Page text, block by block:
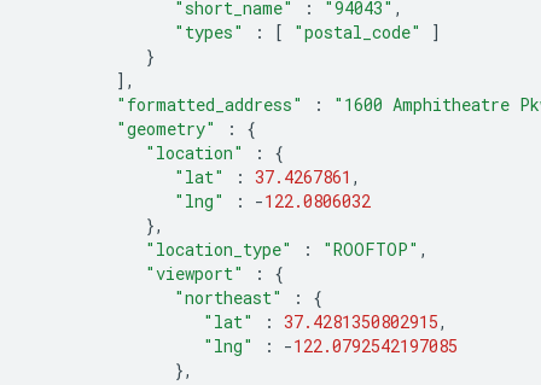
"short_name"
: "94043" ,
"types"
: [ "postal_code"
]
}
],
"formatted_address"
:
"1600 Amphitheatre
"geometry"
:
{
"location"
:
{
"lat"
: 37.4267861 ,
"lng"
: -122.0806032
},
"location_type"
: "ROOFTOP" ,
"viewport"
:
{
"northeast"
:
{
"lat"
: 37.4281350802915,
"lng"
: -122.0792542197085
},